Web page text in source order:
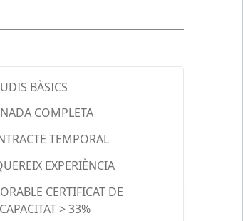
BÀSICS
COMPLETA
TEMPORAL
EXPERIÈNCIA
CERTIFICAT DE
> 33%